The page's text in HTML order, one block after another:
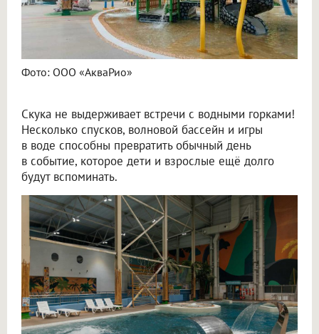
Фото: ООО «АкваРио»
Скука не выдерживает встречи с водными горками!
Несколько спусков, волновой бассейн и игры
в воде способны превратить обычный день
в событие, которое дети и взрослые ещё долго
будут вспоминать.